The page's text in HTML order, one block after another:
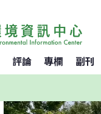
評論 專欄 副刊